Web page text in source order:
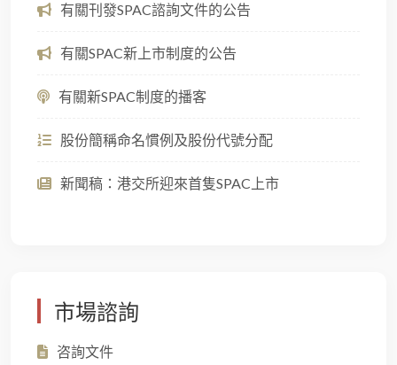
有關刊發SPAC諮詢文件的公告
有關SPAC新上市制度的公告
有關新SPAC制度的播客
股份簡稱命名慣例及股份代號分配
新聞稿：港交所迎來首隻SPAC上市
市場諮詢
咨詢文件